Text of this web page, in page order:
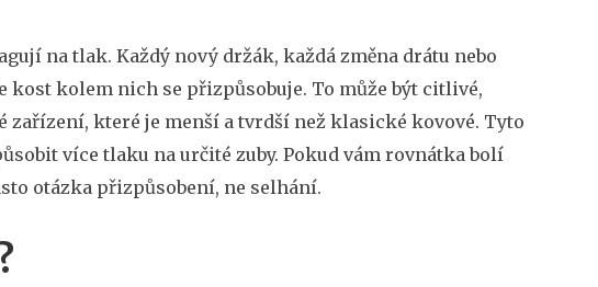
na tlak. Každý nový držák, každá změna drátu nebo
kost kolem nich se přizpůsobuje. To může být citlivé,
zařízení, které je menší a tvrdší než klasické kovové. Tyto
více tlaku na určité zuby. Pokud vám rovnátka bolí
otázka přizpůsobení, ne selhání.